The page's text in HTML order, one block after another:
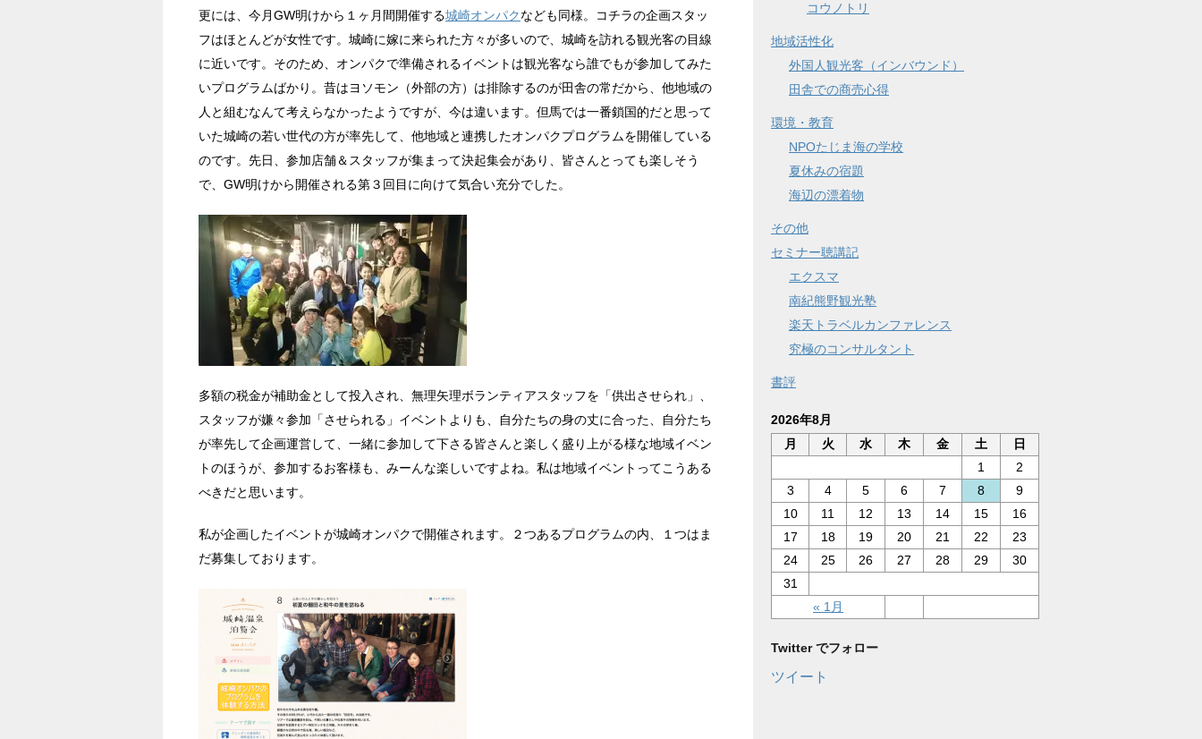
更には、今月GW明けから１ヶ月間開催する城崎オンパクなども同様。コチラの企画スタッ
フはほとんどが女性です。城崎に嫁に来られた方々が多いので、城崎を訪れる観光客の目線
に近いです。そのため、オンパクで準備されるイベントは観光客なら誰でもが参加してみた
いプログラムばかり。昔はヨソモン（外部の方）は排除するのが田舎の常だから、他地域の
人と組むなんて考えらなかったようですが、今は違います。但馬では一番鎖国的だと思って
いた城崎の若い世代の方が率先して、他地域と連携したオンパクプログラムを開催している
のです。先日、参加店舗＆スタッフが集まって決起集会があり、皆さんとっても楽しそう
で、GW明けから開催される第３回目に向けて気合い充分でした。
多額の税金が補助金として投入され、無理矢理ボランティアスタッフを「供出させられ」、
スタッフが嫌々参加「させられる」イベントよりも、自分たちの身の丈に合った、自分たち
が率先して企画運営して、一緒に参加して下さる皆さんと楽しく盛り上がる様な地域イベン
トのほうが、参加するお客様も、みーんな楽しいですよね。私は地域イベントってこうある
べきだと思います。
私が企画したイベントが城崎オンパクで開催されます。２つあるプログラムの内、１つはま
だ募集しております。
コウノトリ
地域活性化
外国人観光客（インバウンド）
田舎での商売心得
環境・教育
NPOたじま海の学校
夏休みの宿題
海辺の漂着物
その他
セミナー聴講記
エクスマ
南紀熊野観光塾
楽天トラベルカンファレンス
究極のコンサルタント
書評
2026年8月
月
火 水 木 金 土 日
« 1月
1
2
3
4 5 6 7 8
9
10
11 12 13 14 15
16
17
18 19 20 21 22
23
24
25 26 27 28 29
30
31
Twitter でフォロー
ツイート